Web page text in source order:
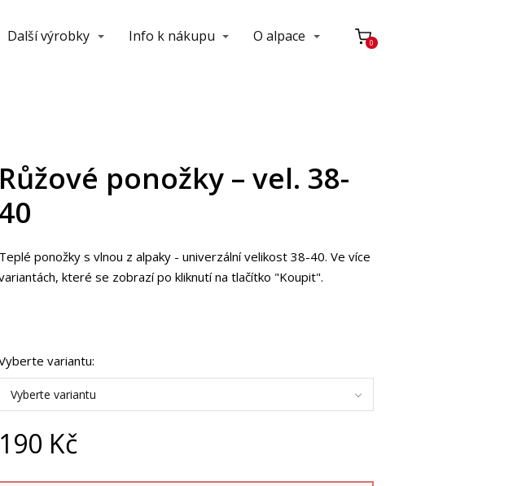
Další výrobky Info k nákupu O alpace 0
Růžové ponožky – vel. 38-
40
Teplé ponožky s vlnou z alpaky - univerzální velikost 38-40. Ve více
které se zobrazí po kliknutí na tlačítko "Koupit".
variantu:
Vyberte variantu
190 Kč